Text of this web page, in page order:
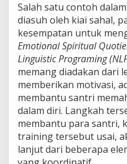
Salah satu contoh
diasuh oleh kiai sahal,
kesempatan untuk
Emotional Spiritual
Linguistic Programing
memang diadakan dari
memberikan motivasi,
membantu santri
dalam diri. Langkah
membantu para santri,
training tersebut usai,
lanjut dari beberapa